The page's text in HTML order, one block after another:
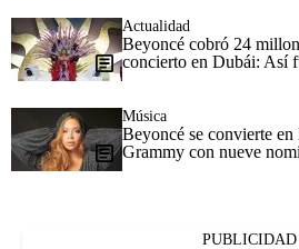
Actualidad
Beyoncé cobró 24
concierto en Dubái: Así
Música
Beyoncé se convierte
Grammy con nueve
PUBLICIDAD